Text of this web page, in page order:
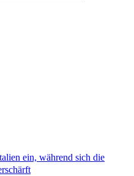
ein, während sich die